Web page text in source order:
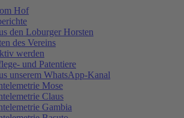
Hof
den Loburger Horsten
des Vereins
werden
und Patentiere
unserem WhatsApp-Kanal
Mose
Claus
Gambia